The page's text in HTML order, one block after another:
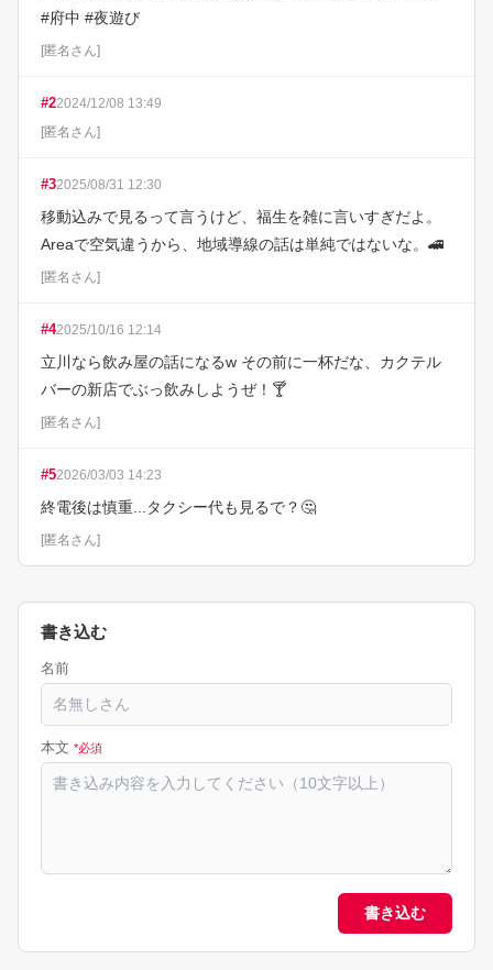
#府中 #夜遊び
[匿名さん]
#22024/12/08 13:49
[匿名さん]
#32025/08/31 12:30
移動込みで見るって言うけど、福生を雑に言いすぎだよ。
Areaで空気違うから、地域導線の話は単純ではないな。🚄
[匿名さん]
#42025/10/16 12:14
立川なら飲み屋の話になるw その前に一杯だな、カクテル
バーの新店でぶっ飲みしようぜ！🍸
[匿名さん]
#52026/03/03 14:23
終電後は慎重...タクシー代も見るで？🤔
[匿名さん]
書き込む
名前
本文 *必須
書き込む